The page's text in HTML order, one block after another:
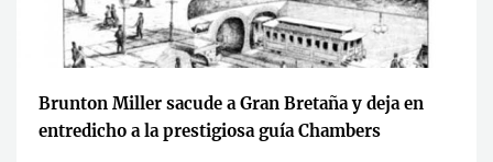
Brunton Miller sacude a Gran Bretaña y deja en
entredicho a la prestigiosa guía Chambers